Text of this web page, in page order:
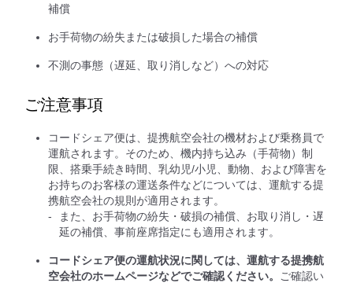
補償
お手荷物の紛失または破損した場合の補償
不測の事態（遅延、取り消しなど）への対応
ご注意事項
コードシェア便は、提携航空会社の機材および乗務員で
運航されます。そのため、機内持ち込み（手荷物）制
限、搭乗手続き時間、乳幼児/小児、動物、および障害を
お持ちのお客様の運送条件などについては、運航する提
携航空会社の規則が適用されます。
また、お手荷物の紛失・破損の補償、お取り消し・遅
延の補償、事前座席指定にも適用されます。
コードシェア便の運航状況に関しては、運航する提携航
空会社のホームページなどでご確認ください。
ご確認い